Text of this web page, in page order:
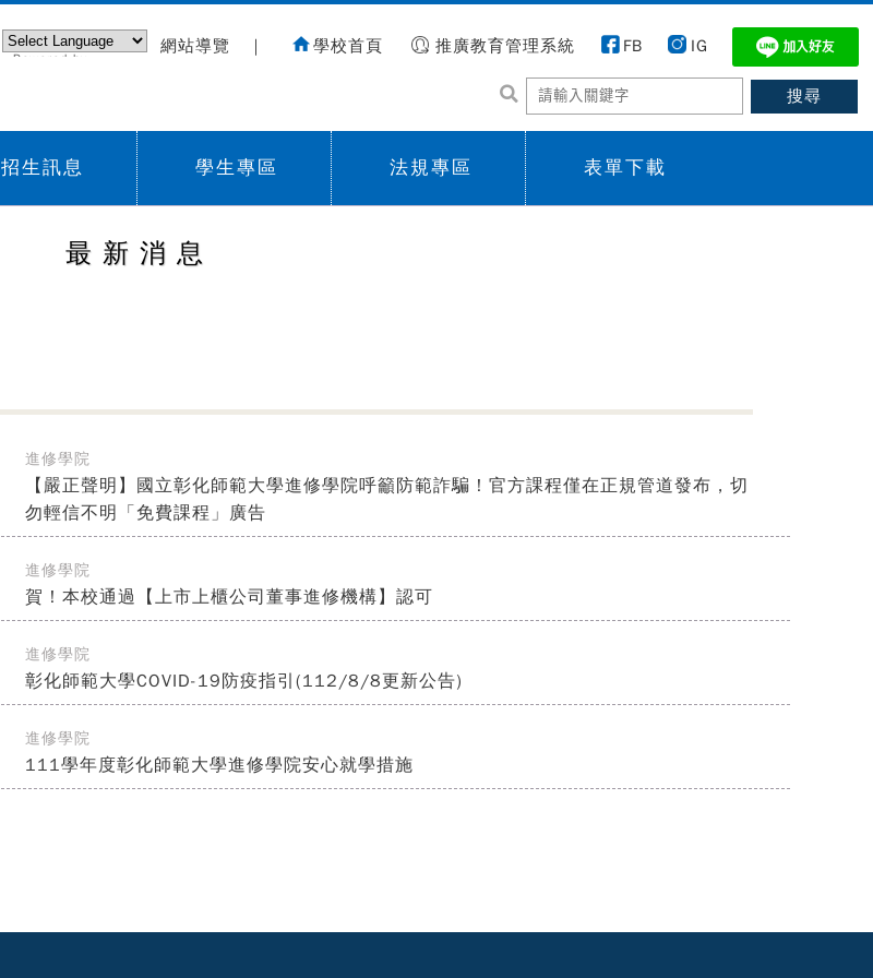
Powered by
網站導覽 ｜ 學校首頁 推廣教育管理系統 FB IG
招生訊息 學生專區 法規專區 表單下載
最新消息
進修學院
【嚴正聲明】國立彰化師範大學進修學院呼籲防範詐騙！官方課程僅在正規管道發布，切
勿輕信不明「免費課程」廣告
進修學院
賀！本校通過【上市上櫃公司董事進修機構】認可
進修學院
彰化師範大學COVID-19防疫指引(112/8/8更新公告)
進修學院
111學年度彰化師範大學進修學院安心就學措施